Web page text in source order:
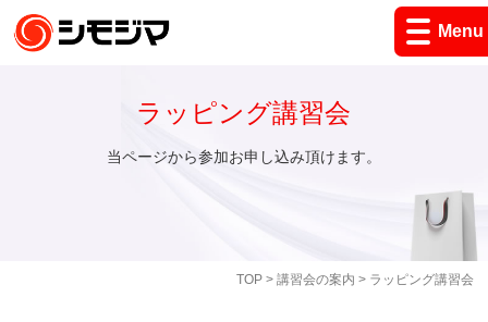
Menu
TOP> 講習会の案内 > ラッピング講習会
ラッピング講習会
当ページから参加お申し込み頂けます。